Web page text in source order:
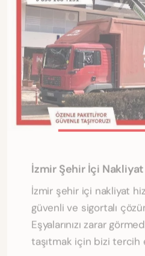
İzmir şehir içi nakliyat
güvenli ve sigortalı
Eşyalarınızı zarar
taşıtmak için bizi tercih